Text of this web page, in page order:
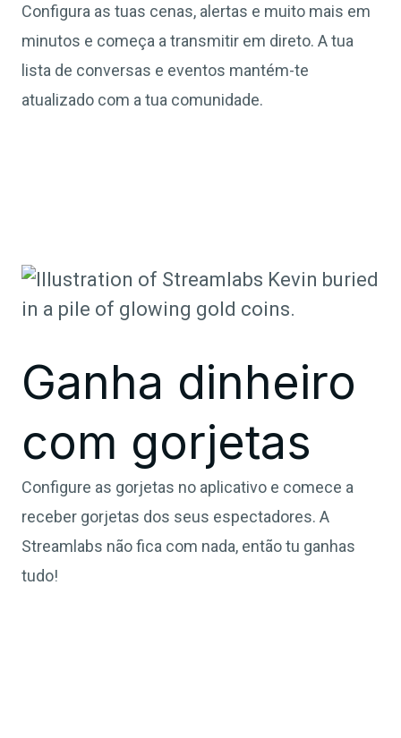
Configura as tuas cenas, alertas e muito mais em
minutos e começa a transmitir em direto. A tua
lista de conversas e eventos mantém-te
atualizado com a tua comunidade.
Ganha dinheiro
com gorjetas
Configure as gorjetas no aplicativo e comece a
receber gorjetas dos seus espectadores. A
Streamlabs não fica com nada, então tu ganhas
tudo!